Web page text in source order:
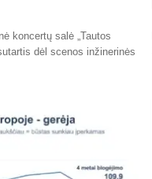
koncertų salė „Tautos
dėl scenos inžinerinės